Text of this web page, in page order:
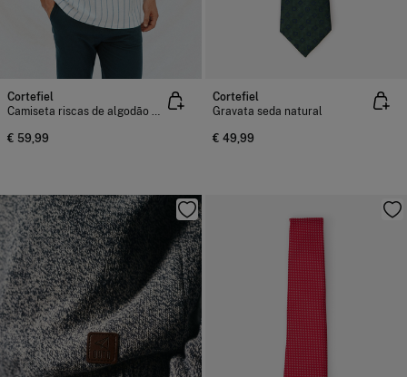
Cortefiel
Camiseta riscas de algodão e linho de manga curta
€ 59,99
Cortefiel
Gravata seda natural
€ 49,99